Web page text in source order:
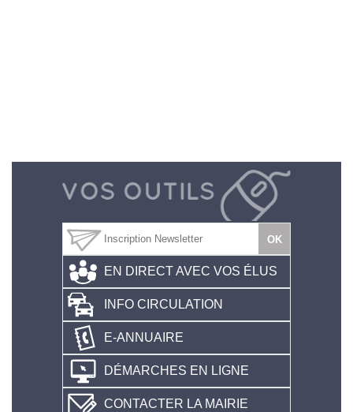
EN DIRECT AVEC VOS ÉLUS
INFO CIRCULATION
E-ANNUAIRE
DÉMARCHES EN LIGNE
CONTACTER LA MAIRIE